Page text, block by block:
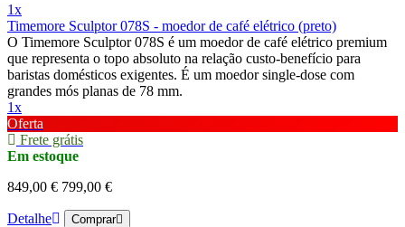
1x
Timemore Sculptor 078S - moedor de café elétrico (preto)
O Timemore Sculptor 078S é um moedor de café elétrico premium
que representa o topo absoluto na relação custo-benefício para
baristas domésticos exigentes. É um moedor single-dose com
grandes mós planas de 78 mm.
1x
Oferta
Frete grátis
Em estoque
849,00 € 799,00 €
Detalhe Comprar